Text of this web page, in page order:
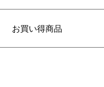
お買い得商品